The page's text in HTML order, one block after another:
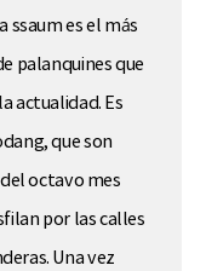
ssaum es el más
palanquines que
actualidad. Es
que son
octavo mes
por las calles
Una vez